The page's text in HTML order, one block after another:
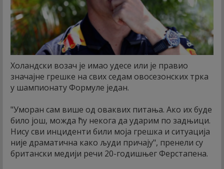
Холандски возач је имао удесе или је правио
значајне грешке на свих седам овосезонских трка
у шампионату Формуле један.
"Уморан сам више од оваквих питања. Ако их буде
било још, можда ћу некога да ударим по задњици.
Нису сви инциденти били моја грешка и ситуација
није драматична како људи причају", пренели су
британски медији речи 20-годишњег Ферстапена.